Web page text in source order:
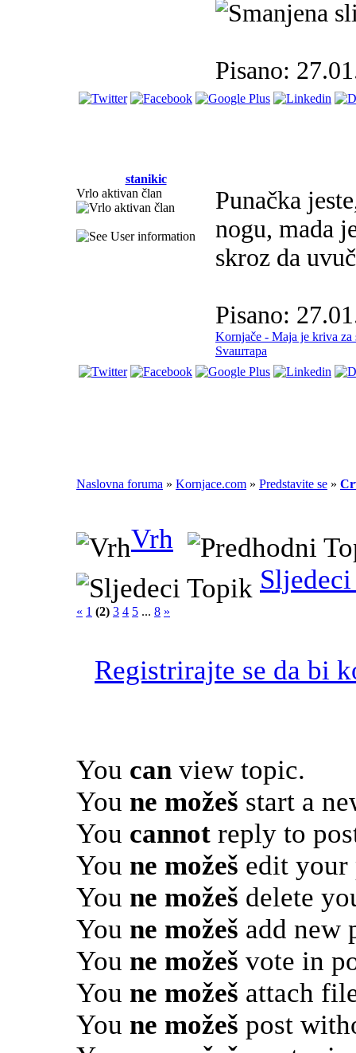
Pisano:
stanikic
Vrlo aktivan član
Punačka
nogu, mada
skroz da
Pisano:
Kornjače - Maja je kriva za
Svaштара
Naslovna foruma » Kornjace.com » Predstavite se »
Vrh
« 1 (2) 3 4 5 ... 8 »
Registrirajte se da bi
You can view topic.
You ne možeš start a
You cannot reply to
You ne možeš edit your
You ne možeš delete
You ne možeš add new
You ne možeš vote in
You ne možeš attach
You ne možeš post